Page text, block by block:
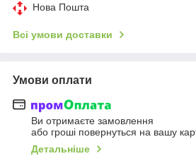
Нова Пошта
Всі умови доставки
Умови оплати
Ви отримаєте замовлення
або гроші повернуться на вашу
Детальніше